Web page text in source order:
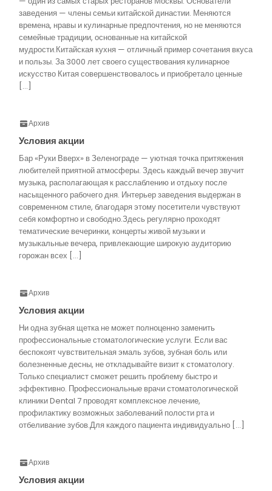
заведения — члены семьи китайской династии. Меняются
времена, нравы и кулинарные предпочтения, но не меняются
семейные традиции, основанные на китайской
мудрости.Китайская кухня — отличный пример сочетания вкуса
и пользы. За 3000 лет своего существования кулинарное
искусство Китая совершенствовалось и приобретало ценные
[…]
Архив
Условия акции
Бар «Руки Вверх» в Зеленограде — уютная точка притяжения
любителей приятной атмосферы. Здесь каждый вечер звучит
музыка, располагающая к расслаблению и отдыху после
насыщенного рабочего дня. Интерьер заведения выдержан в
современном стиле, благодаря этому посетители чувствуют
себя комфортно и свободно.Здесь регулярно проходят
тематические вечеринки, концерты живой музыки и
музыкальные вечера, привлекающие широкую аудиторию
горожан всех […]
Архив
Условия акции
Ни одна зубная щетка не может полноценно заменить
профессиональные стоматологические услуги. Если вас
беспокоят чувствительная эмаль зубов, зубная боль или
болезненные десны, не откладывайте визит к стоматологу.
Только специалист сможет решить проблему быстро и
эффективно. Профессиональные врачи стоматологической
клиники Dental 7 проводят комплексное лечение,
профилактику возможных заболеваний полости рта и
отбеливание зубов.Для каждого пациента индивидуально […]
Архив
Условия акции